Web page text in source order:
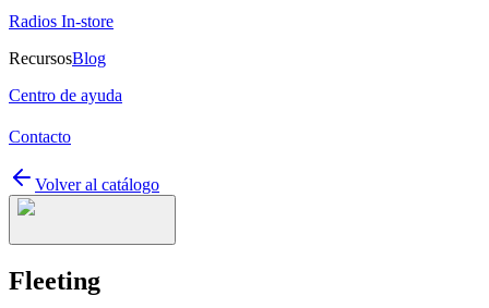
Radios In-store
RecursosBlog
Centro de ayuda
Contacto
Volver al catálogo
Fleeting